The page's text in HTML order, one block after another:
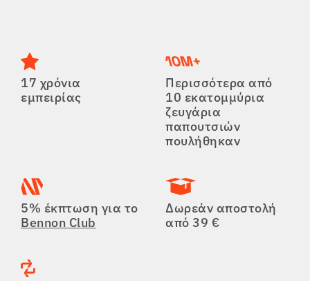
17 χρόνια
εμπειρίας
Περισσότερα από
10 εκατομμύρια
ζευγάρια
παπουτσιών
πουλήθηκαν
5% έκπτωση για το
Bennon Club
Δωρεάν αποστολή
από 39 €